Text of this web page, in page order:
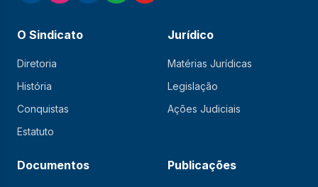
O Sindicato
Diretoria
História
Conquistas
Estatuto
Jurídico
Matérias Jurídicas
Legislação
Ações Judiciais
Documentos Publicações